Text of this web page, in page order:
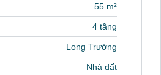
55 m²
4 tầng
Long Trường
Nhà đất